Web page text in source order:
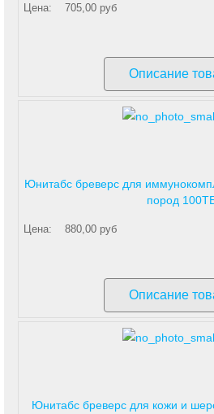
Цена: 705,00 руб
Описание
Юнитабс бреверс для
пород
Цена: 880,00 руб
Описание
Юнитабс бреверс для кожи и